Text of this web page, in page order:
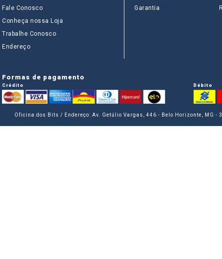
Fale Conosco
Conheça nossa Loja
Trabalhe Conosco
Endereço
Garantia
Formas de pagamento
Crédito Débito
Oficina dos Bits / Endereço: Av. Getúlio Vargas, 446 - Belo Horizonte, MG